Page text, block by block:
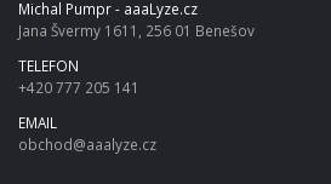
Michal Pumpr - aaaLyze.cz
Jana Švermy 1611, 256 01 Benešov
TELEFON
+420 777 205 141
EMAIL
obchod@aaalyze.cz